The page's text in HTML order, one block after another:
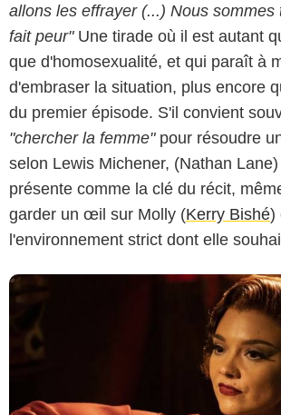
allons les effrayer (...) Nous sommes
fait peur"Une tirade où il est autant
que d'homosexualité, et qui paraît à
d'embraser la situation, plus encore
du premier épisode. S'il convient
"chercher la femme"pour résoudre
selon Lewis Michener, (Nathan
présente comme la clé du récit,
garder un œil sur Molly (Kerry Bishé)
l'environnement strict dont elle